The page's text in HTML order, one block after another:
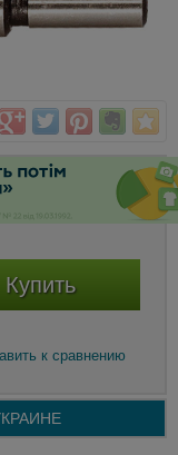
Купить
к сравнению